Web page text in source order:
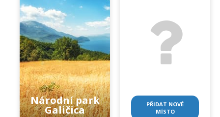
Národní park
Galičica
PŘIDAT NOVÉ
MÍSTO